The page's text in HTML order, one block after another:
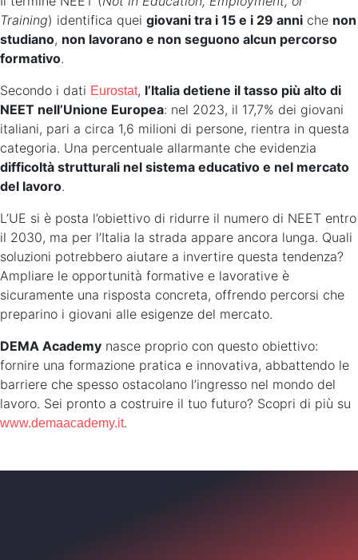
Training) identifica quei giovani tra i 15 e i 29 anni che non
studiano, non lavorano e non seguono alcun percorso
formativo.
Secondo i dati Eurostat, l’Italia detiene il tasso più alto di
NEET nell’Unione Europea: nel 2023, il 17,7% dei giovani
italiani, pari a circa 1,6 milioni di persone, rientra in questa
categoria. Una percentuale allarmante che evidenzia
difficoltà strutturali nel sistema educativo e nel mercato
del lavoro.
L’UE si è posta l’obiettivo di ridurre il numero di NEET entro
il 2030, ma per l’Italia la strada appare ancora lunga. Quali
soluzioni potrebbero aiutare a invertire questa tendenza?
Ampliare le opportunità formative e lavorative è
sicuramente una risposta concreta, offrendo percorsi che
preparino i giovani alle esigenze del mercato.
DEMA Academy nasce proprio con questo obiettivo:
fornire una formazione pratica e innovativa, abbattendo le
barriere che spesso ostacolano l’ingresso nel mondo del
lavoro. Sei pronto a costruire il tuo futuro? Scopri di più su
www.demaacademy.it.